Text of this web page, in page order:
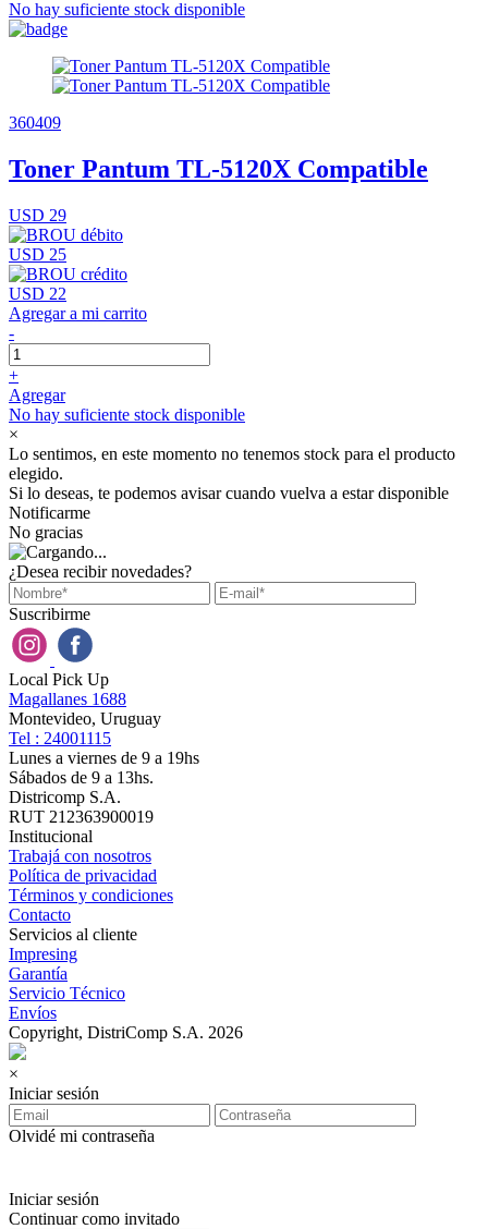
No hay suficiente stock disponible
360409
Toner Pantum TL-5120X Compatible
USD 29
USD 25
USD 22
Agregar a mi carrito
-
+
Agregar
No hay suficiente stock disponible
×
Lo sentimos, en este momento no tenemos stock para el producto
elegido.
Si lo deseas, te podemos avisar cuando vuelva a estar disponible
Notificarme
No gracias
¿Desea recibir novedades?
Suscribirme
Local Pick Up
Magallanes 1688
Montevideo, Uruguay
Tel : 24001115
Lunes a viernes de 9 a 19hs
Sábados de 9 a 13hs.
Districomp S.A.
RUT 212363900019
Institucional
Trabajá con nosotros
Política de privacidad
Términos y condiciones
Contacto
Servicios al cliente
Impresing
Garantía
Servicio Técnico
Envíos
Copyright, DistriComp S.A. 2026
×
Iniciar sesión
Olvidé mi contraseña
Iniciar sesión
Continuar como invitado